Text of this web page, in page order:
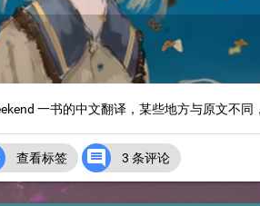
一书的中文翻译，某些地方与原文不
查看标签  3 条评论